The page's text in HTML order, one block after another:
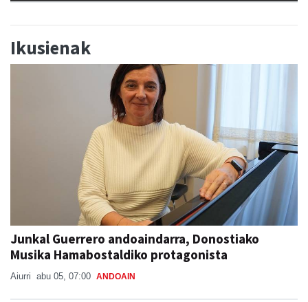
Ikusienak
Junkal Guerrero andoaindarra, Donostiako
Musika Hamabostaldiko protagonista
Aiurri abu 05, 07:00 ANDOAIN